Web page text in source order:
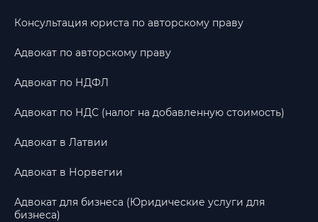
Консультация юриста по авторскому праву
Адвокат по авторскому праву
Адвокат по НДФЛ
Адвокат по НДС (налог на добавленную стоимость)
Адвокат в Латвии
Адвокат в Норвегии
Адвокат для бизнеса (Юридические услуги для
бизнеса)